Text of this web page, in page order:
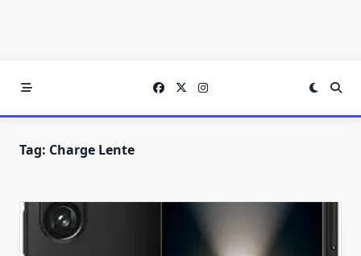
Tag: Charge Lente